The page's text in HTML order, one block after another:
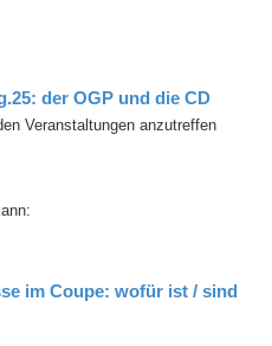
der OGP und die CD
Veranstaltungen anzutreffen
im Coupe: wofür ist / sind